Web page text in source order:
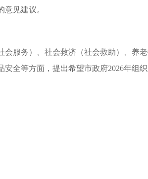
见建议。
服务）、社会救济（社会救助）、养老
安全等方面，提出希望市政府2026年组